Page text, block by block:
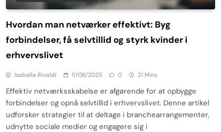
Hvordan man netværker effektivt: Byg
forbindelser, få selvtillid og styrk kvinder i
erhvervslivet
Isabella Rinaldi 11/08/2025 0 21 Mins
Effektiv netværksskabelse er afgørende for at opbygge
forbindelser og opnå selvtillid i erhvervslivet. Denne artikel
udforsker strategier til at deltage i branchearrangementer,
udnytte sociale medier og engagere sig i